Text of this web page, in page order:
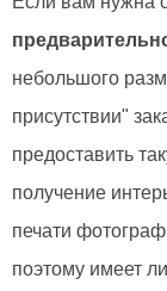
небольшого
присутствии"
предоставить
получение
печати
поэтому имеет